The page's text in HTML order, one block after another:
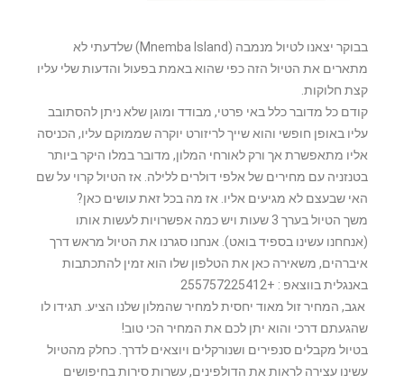
בבוקר יצאנו לטיול מנמבה (Mnemba Island) שלדעתי לא
מתארים את הטיול הזה כפי שהוא באמת בפעול והדעות שלי עליו
קצת חלוקות.
קודם כל מדובר כלל באי פרטי, מבודד ומוגן שלא ניתן להסתובב
עליו באופן חופשי והוא שייך לריזורט יוקרה שממוקם עליו, הכניסה
אליו מתאפשרת אך ורק לאורחי המלון, מדובר במלו היקר ביותר
בטנזניה עם מחירים של אלפי דולרים ללילה. אז הטיול קרוי על שם
האי שבעצם לא מגיעים אליו. אז מה בכל זאת עושים כאן?
משך הטיול בערך 3 שעות ויש כמה אפשרויות לעשות אותו
(אנחחנו עשינו בספיד בואט). אנחנו סגרנו את הטיול מראש דרך
איברהים, משאירה כאן את הטלפון שלו הוא זמין להתכתבות
באנגלית בווצאפ : +255757225412
אגב, המחיר זול מאוד יחסית למחיר שהמלון שלנו הציע. תגידו לו
שהגעתם דרכי והוא יתן לכם את המחיר הכי טוב!
בטיול מקבלים סנפירים ושנורקלים ויוצאים לדרך. כחלק מהטיול
עשינו עצירה לראות את הדולפינים, עשרות סירות בחיפושים